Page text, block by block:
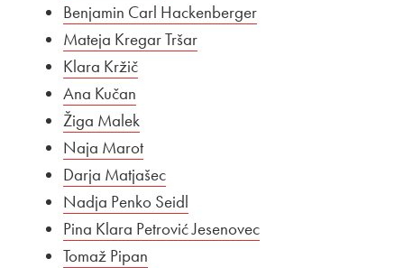
Benjamin Carl Hackenberger
Mateja Kregar Tršar
Klara Kržič
Ana Kučan
Žiga Malek
Naja Marot
Darja Matjašec
Nadja Penko Seidl
Pina Klara Petrović Jesenovec
Tomaž Pipan